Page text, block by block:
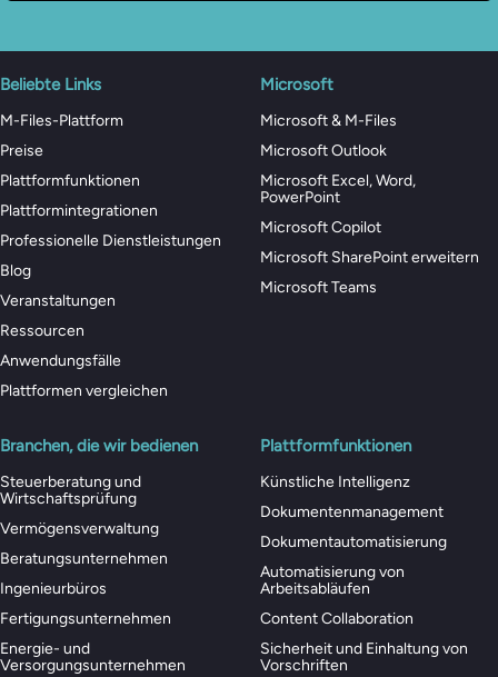
Beliebte Links
M-Files-Plattform
Preise
Plattformfunktionen
Plattformintegrationen
Professionelle Dienstleistungen
Blog
Veranstaltungen
Ressourcen
Anwendungsfälle
Plattformen vergleichen
Microsoft
Microsoft & M-Files
Microsoft Outlook
Microsoft Excel, Word,
PowerPoint
Microsoft Copilot
Microsoft SharePoint erweitern
Microsoft Teams
Branchen, die wir bedienen
Steuerberatung und
Wirtschaftsprüfung
Vermögensverwaltung
Beratungsunternehmen
Ingenieurbüros
Fertigungsunternehmen
Energie- und
Versorgungsunternehmen
Plattformfunktionen
Künstliche Intelligenz
Dokumentenmanagement
Dokumentautomatisierung
Automatisierung von
Arbeitsabläufen
Content Collaboration
Sicherheit und Einhaltung von
Vorschriften